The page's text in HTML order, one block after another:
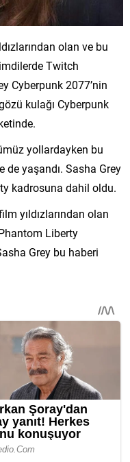
olan ve bu
Twitch
Cyberpunk 2077’nin
kulağı Cyberpunk
yollardayken bu
de yaşandı. Sasha Grey
kadrosuna dahil oldu.
yıldızlarından olan
Liberty
Grey bu haberi